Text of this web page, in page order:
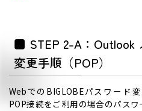
■ STEP 2-A：Outlook
変更手順（POP）
WebでのBIGLOBEパスワード
POP接続をご利用の場合のパスワ